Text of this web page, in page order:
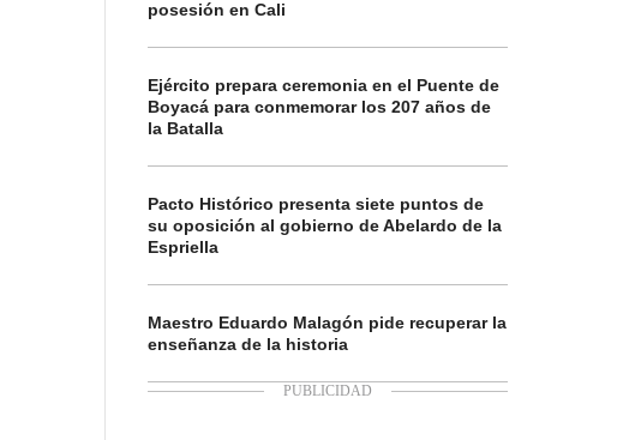
posesión en Cali
Ejército prepara ceremonia en el Puente de
Boyacá para conmemorar los 207 años de
la Batalla
Pacto Histórico presenta siete puntos de
su oposición al gobierno de Abelardo de la
Espriella
Maestro Eduardo Malagón pide recuperar la
enseñanza de la historia